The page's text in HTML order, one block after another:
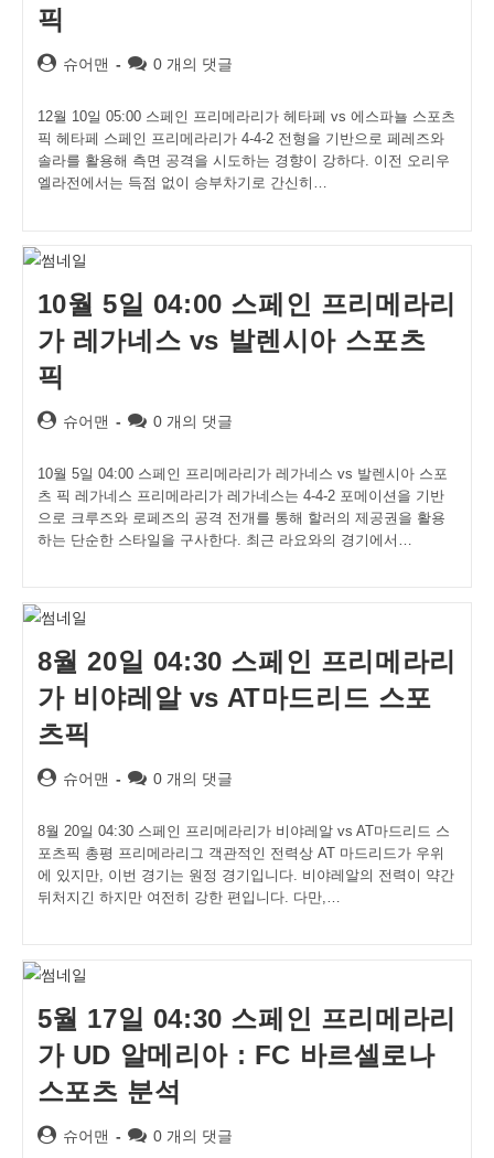
픽
Post슈어맨
Post0 개의 댓글
12월 10일 05:00 스페인 프리메라리가 헤타페 vs 에스파뇰 스포츠
픽 헤타페 스페인 프리메라리가 4-4-2 전형을 기반으로 페레즈와
솔라를 활용해 측면 공격을 시도하는 경향이 강하다. 이전 오리우
엘라전에서는 득점 없이 승부차기로 간신히…
10월 5일 04:00 스페인 프리메라리
가 레가네스 vs 발렌시아 스포츠
픽
Post슈어맨
Post0 개의 댓글
10월 5일 04:00 스페인 프리메라리가 레가네스 vs 발렌시아 스포
츠 픽 레가네스 프리메라리가 레가네스는 4-4-2 포메이션을 기반
으로 크루즈와 로페즈의 공격 전개를 통해 할러의 제공권을 활용
하는 단순한 스타일을 구사한다. 최근 라요와의 경기에서…
8월 20일 04:30 스페인 프리메라리
가 비야레알 vs AT마드리드 스포
츠픽
Post슈어맨
Post0 개의 댓글
8월 20일 04:30 스페인 프리메라리가 비야레알 vs AT마드리드 스
포츠픽 총평 프리메라리그 객관적인 전력상 AT 마드리드가 우위
에 있지만, 이번 경기는 원정 경기입니다. 비야레알의 전력이 약간
뒤처지긴 하지만 여전히 강한 편입니다. 다만,…
5월 17일 04:30 스페인 프리메라리
가 UD 알메리아 : FC 바르셀로나
스포츠 분석
Post슈어맨
Post0 개의 댓글